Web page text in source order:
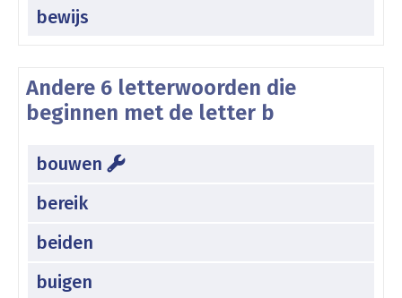
bewijs
Andere 6 letterwoorden die
beginnen met de letter b
bouwen
bereik
beiden
buigen